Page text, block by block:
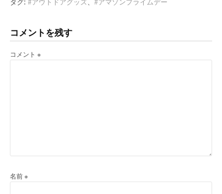
読
タグ: #アウトドアグッズ、 #アマゾンプライムデー
コメントを残す
コメント ※
名前 ※